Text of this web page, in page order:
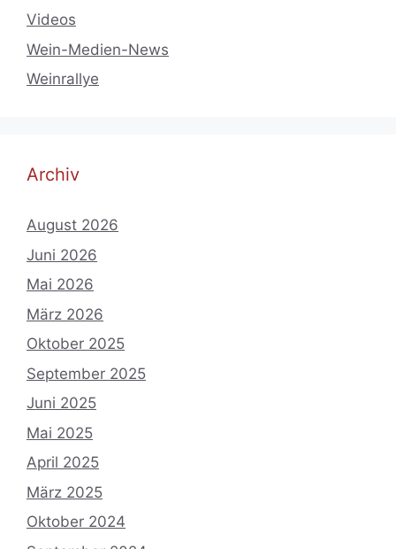
Videos
Wein-Medien-News
Weinrallye
Archiv
August 2026
Juni 2026
Mai 2026
März 2026
Oktober 2025
September 2025
Juni 2025
Mai 2025
April 2025
März 2025
Oktober 2024